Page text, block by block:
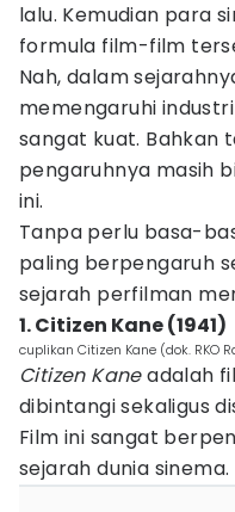
lalu. Kemudian para
formula film-film
Nah, dalam
memengaruhi
sangat kuat. Bahkan
pengaruhnya masih
ini.
Tanpa perlu basa-
paling berpengaruh
sejarah perfilman
1. Citizen Kane (1941)
cuplikan Citizen Kane (dok. RKO
Citizen Kaneadalah
dibintangi sekaligus
Film ini sangat
sejarah dunia sinema.